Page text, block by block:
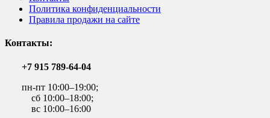
Политика конфиденциальности
Правила продажи на сайте
Контакты:
+7 915 789-64-04
пн-пт 10:00–19:00;
сб 10:00–18:00;
вс 10:00–16:00